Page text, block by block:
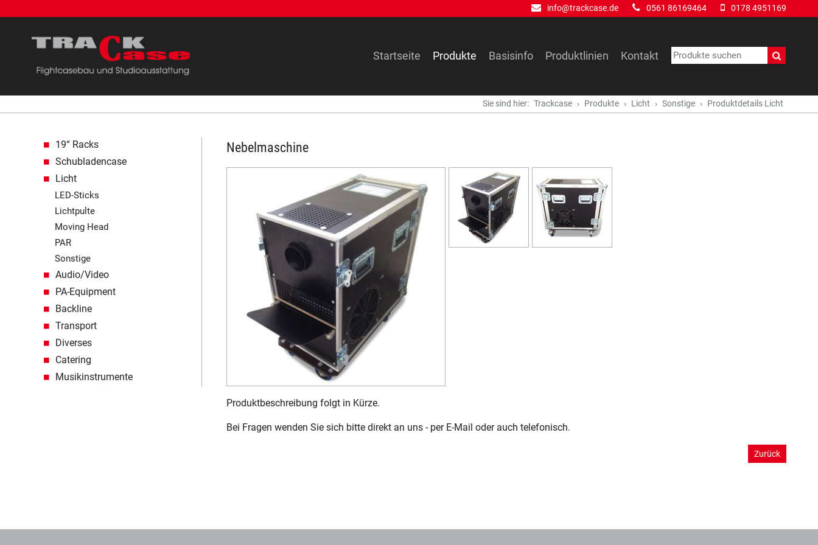
info@trackcase.de 0561 86169464 0178 4951169
Navigation
Startseite Produkte Basisinfo Produktlinien Kontakt
Sie sind hier: Trackcase Produkte Licht Sonstige Produktdetails Licht
Navigation überspringen
19“ Racks
Schubladencase
Licht
LED-Sticks
Lichtpulte
Moving Head
PAR
Sonstige
Audio/Video
PA-Equipment
Backline
Transport
Diverses
Catering
Musikinstrumente
Nebelmaschine
Produktbeschreibung folgt in Kürze.
Bei Fragen wenden Sie sich bitte direkt an uns - per E-Mail oder auch telefonisch.
Zurück